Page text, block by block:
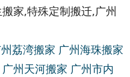
家,特殊定制搬迁,广州
荔湾搬家 广州海珠搬家
广州天河搬家 广州市内